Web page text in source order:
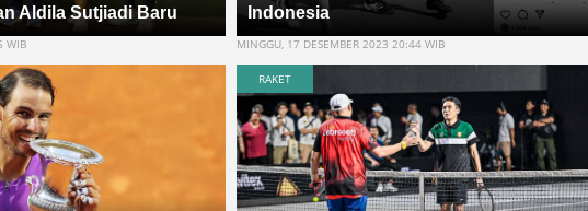
Aldila Sutjiadi Baru
WIB
Indonesia
MINGGU, 17 DESEMBER 2023 20:44 WIB
RAKET